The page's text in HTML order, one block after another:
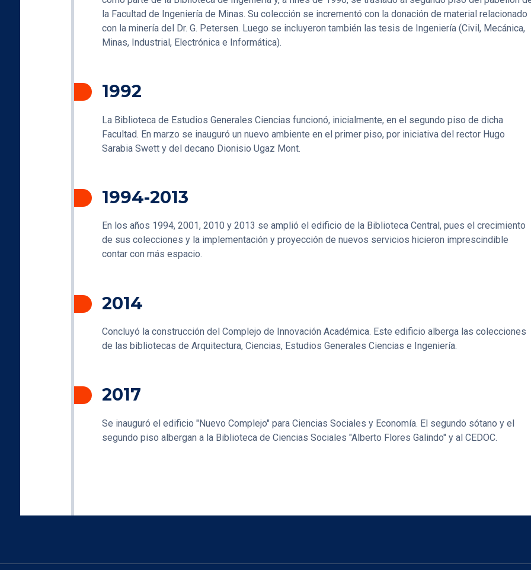
la Facultad de Ingeniería de Minas. Su colección se incrementó con la donación de material relacionado
con la minería del Dr. G. Petersen. Luego se incluyeron también las tesis de Ingeniería (Civil, Mecánica,
Minas, Industrial, Electrónica e Informática).
1992
La Biblioteca de Estudios Generales Ciencias funcionó, inicialmente, en el segundo piso de dicha
Facultad. En marzo se inauguró un nuevo ambiente en el primer piso, por iniciativa del rector Hugo
Sarabia Swett y del decano Dionisio Ugaz Mont.
1994-2013
En los años 1994, 2001, 2010 y 2013 se amplió el edificio de la Biblioteca Central, pues el crecimiento
de sus colecciones y la implementación y proyección de nuevos servicios hicieron imprescindible
contar con más espacio.
2014
Concluyó la construcción del Complejo de Innovación Académica. Este edificio alberga las colecciones
de las bibliotecas de Arquitectura, Ciencias, Estudios Generales Ciencias e Ingeniería.
2017
Se inauguró el edificio "Nuevo Complejo" para Ciencias Sociales y Economía. El segundo sótano y el
segundo piso albergan a la Biblioteca de Ciencias Sociales "Alberto Flores Galindo" y al CEDOC.